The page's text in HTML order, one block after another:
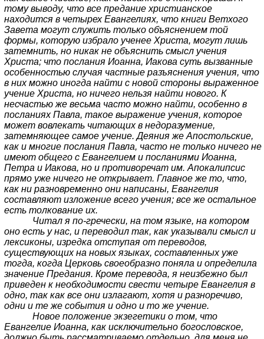
тому выводу, что все предание христианское
находится в четырех Евангелиях, что книги Ветхого
Завета могут служить только объяснением той
формы, которую избрало ученее Христа, могут лишь
затемнить, но никак не объяснить смысл учения
Христа; что послания Иоанна, Иакова суть вызванные
особенностью случая частные разъяснения учения, что
в них можно иногда найти с новой стороны выраженное
учение Христа, но ничего нельзя найти нового. К
несчастью же весьма часто можно найти, особенно в
посланиях Павла, такое выражение учения, которое
может вовлекать читающих в недоразумение,
затемняющее самое учение. Деяния же Апостольские,
как и многие послания Павла, часто не только ничего не
имеют общего с Евангелием и посланиями Иоанна,
Петра и Иакова, но и противоречат им. Апокалипсис
прямо уже ничего не открывает. Главное же то, что,
как ни разновременно они написаны, Евангелия
составляют изложение всего учения; все же остальное
есть толкование их.
Читал я по-гречески, на том языке, на котором
оно есть у нас, и переводил так, как указывали смысл и
лексиконы, изредка отступая от переводов,
существующих на новых языках, составленных уже
тогда, когда Церковь своеобразно поняла и определила
значение Предания. Кроме перевода, я неизбежно был
приведен к необходимости свести четыре Евангелия в
одно, так как все они излагают, хотя и разноречиво,
одни и те же события и одно и то же учение.
Новое положение экзегетики о том, что
Евангелие Иоанна, как исключительно богословское,